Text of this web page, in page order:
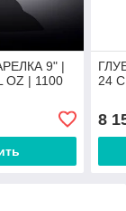
9" |
OZ | 1100
24
8